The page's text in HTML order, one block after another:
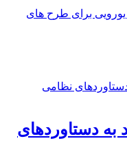
یورویی برای طرح های
به دستاوردهای